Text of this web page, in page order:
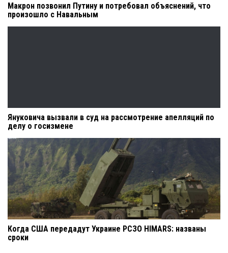
Макрон позвонил Путину и потребовал объяснений, что
произошло с Навальным
Януковича вызвали в суд на рассмотрение апелляций по
делу о госизмене
Когда США передадут Украине РСЗО HIMARS: названы
сроки